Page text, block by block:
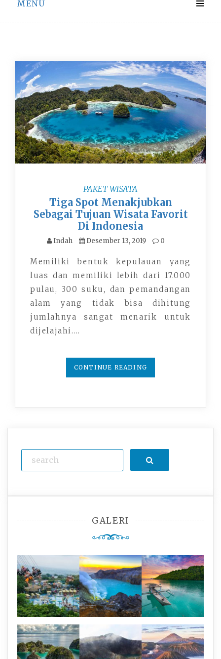
MENU
Hari:13 Desember 2019
PAKET WISATA
Tiga Spot Menakjubkan
Sebagai Tujuan Wisata Favorit
Di Indonesia
Indah Desember 13, 2019 0
Memiliki bentuk kepulauan yang
luas dan memiliki lebih dari 17.000
pulau, 300 suku, dan pemandangan
alam yang tidak bisa dihitung
jumlahnya sangat menarik untuk
dijelajahi.…
CONTINUE READING
Search
GALERI